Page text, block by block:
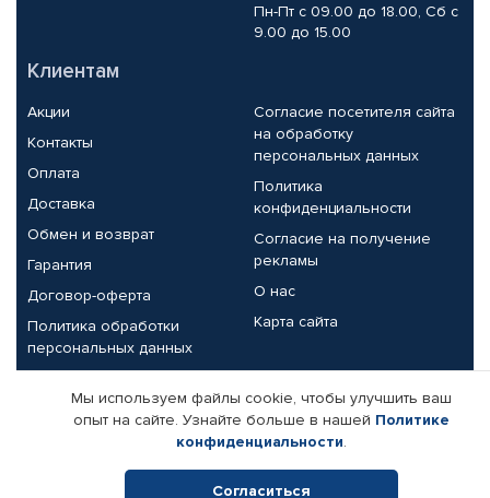
Пн-Пт с 09.00 до 18.00, Сб с
9.00 до 15.00
Клиентам
Акции
Контакты
Оплата
Доставка
Обмен и возврат
Гарантия
Договор-оферта
Политика обработки
персональных данных
Согласие посетителя сайта
на обработку
персональных данных
Политика
конфиденциальности
Согласие на получение
рекламы
О нас
Карта сайта
Партнерам
Корпоративным клиентам
Поставщикам
Реквизиты компании
Мы используем файлы cookie, чтобы улучшить ваш
опыт на сайте. Узнайте больше в нашей Политике
конфиденциальности.
Согласиться